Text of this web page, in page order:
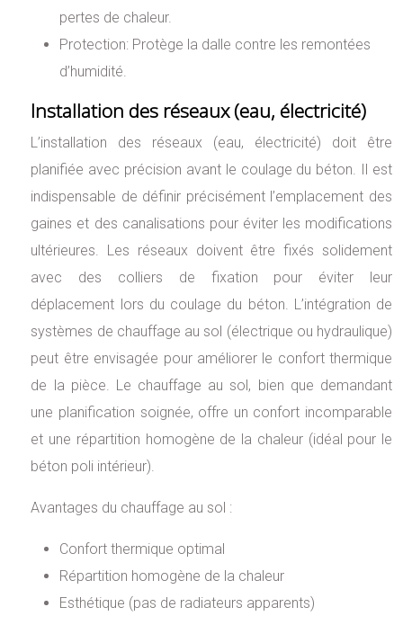
pertes de chaleur.
Protection: Protège la dalle contre les remontées
d’humidité.
Installation des réseaux (eau, électricité)
L’installation des réseaux (eau, électricité) doit être
planifiée avec précision avant le coulage du béton. Il est
indispensable de définir précisément l’emplacement des
gaines et des canalisations pour éviter les modifications
ultérieures. Les réseaux doivent être fixés solidement
avec des colliers de fixation pour éviter leur
déplacement lors du coulage du béton. L’intégration de
systèmes de chauffage au sol (électrique ou hydraulique)
peut être envisagée pour améliorer le confort thermique
de la pièce. Le chauffage au sol, bien que demandant
une planification soignée, offre un confort incomparable
et une répartition homogène de la chaleur (idéal pour le
béton poli intérieur).
Avantages du chauffage au sol :
Confort thermique optimal
Répartition homogène de la chaleur
Esthétique (pas de radiateurs apparents)